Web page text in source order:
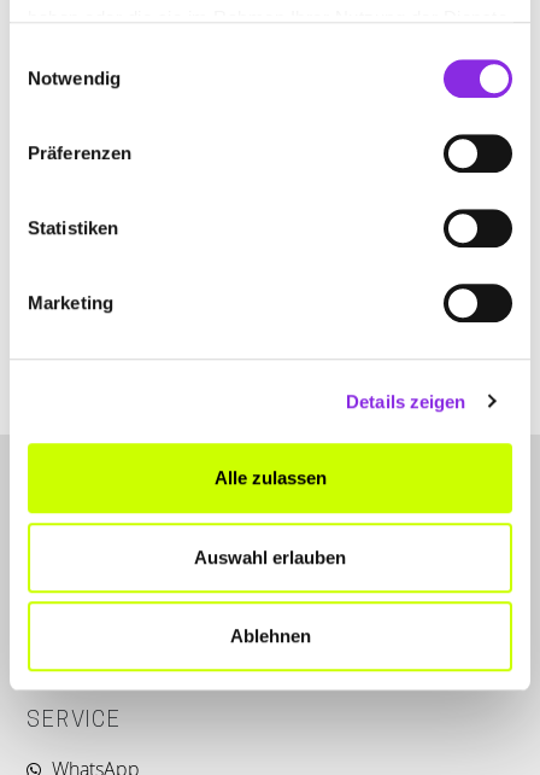
Notwendig
Präferenzen
Statistiken
Marketing
Details zeigen
Alle zulassen
Auswahl erlauben
Ablehnen
ENTRÜMPELUNGEN &
Hüttenbergstraße 25
Kontakt
SERVICE
WhatsApp